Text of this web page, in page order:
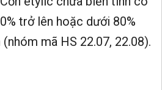
trở lên hoặc dưới 80%
mã HS 22.07, 22.08).